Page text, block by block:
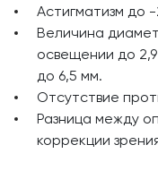
Астигматизм до
Величина
освещении до
до 6,5 мм.
Отсутствие
Разница между
коррекции